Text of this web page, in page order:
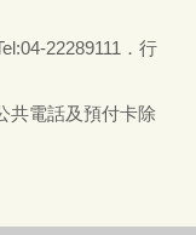
22289111．行
共電話及預付卡除